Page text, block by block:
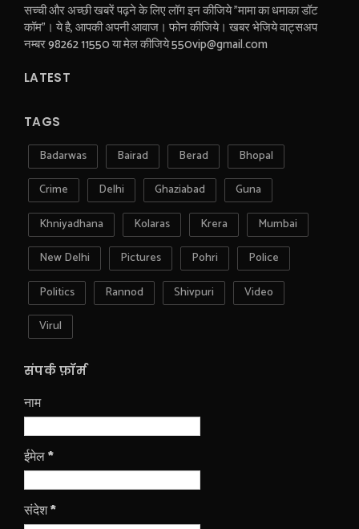
सच्ची और अच्छी खबरें पढ़ने के लिए लॉग इन कीजिये "मामा का धमाका डॉट
कॉम"। ये है, आपकी अपनी आवाज। फोन कीजिये। खबर भेजिये वाट्सअप
नम्बर 98262 11550 या मेल कीजिये 550vip@gmail.com
LATEST
TAGS
Badarwas Bairad Berad
Bhopal
Crime
Delhi Ghaziabad
Guna
Khniyadhana
Kolaras Krera
Mumbai
New Delhi
Pictures Pohri
Police
Politics
Rannod Shivpuri
Video
Virul
संपर्क फ़ॉर्म
नाम
ईमेल*
संदेश*